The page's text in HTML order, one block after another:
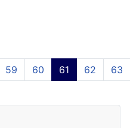
59 60 61 62 63